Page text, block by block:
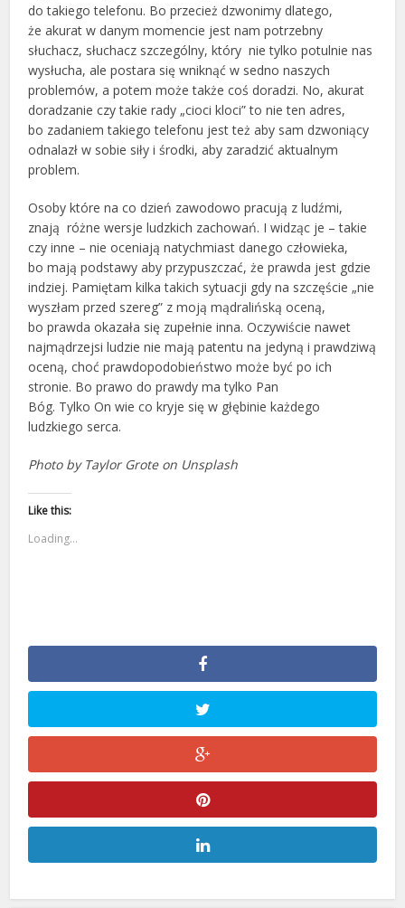
do takiego telefonu. Bo przecież dzwonimy dlatego,
że akurat w danym momencie jest nam potrzebny
słuchacz, słuchacz szczególny, który nie tylko potulnie nas
wysłucha, ale postara się wniknąć w sedno naszych
problemów, a potem może także coś doradzi. No, akurat
doradzanie czy takie rady „cioci kloci” to nie ten adres,
bo zadaniem takiego telefonu jest też aby sam dzwoniący
odnalazł w sobie siły i środki, aby zaradzić aktualnym
problem.
Osoby które na co dzień zawodowo pracują z ludźmi,
znają różne wersje ludzkich zachowań. I widząc je – takie
czy inne – nie oceniają natychmiast danego człowieka,
bo mają podstawy aby przypuszczać, że prawda jest gdzie
indziej. Pamiętam kilka takich sytuacji gdy na szczęście „nie
wyszłam przed szereg” z moją mądralińską oceną,
bo prawda okazała się zupełnie inna. Oczywiście nawet
najmądrzejsi ludzie nie mają patentu na jedyną i prawdziwą
oceną, choć prawdopodobieństwo może być po ich
stronie. Bo prawo do prawdy ma tylko Pan
Bóg. Tylko On wie co kryje się w głębinie każdego
ludzkiego serca.
Photo by Taylor Grote on Unsplash
Like this:
Loading...